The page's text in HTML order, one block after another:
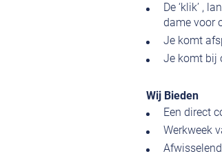
De ‘klik’ ,
dame voor
Je komt
Je komt bij
Wij Bieden
Een direct
Werkweek